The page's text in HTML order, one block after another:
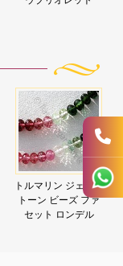
トルマリン ジェムス
トーン ビーズ ファ
セット ロンデル